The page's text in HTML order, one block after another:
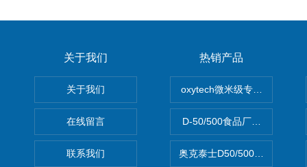
关于我们
关于我们
在线留言
联系我们
热销产品
oxytech微米级专业消毒
D-50/500食品厂车间高效杀
奥克泰士D50/500矿泉水消毒